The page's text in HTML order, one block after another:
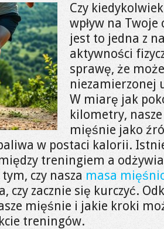
Czy
wpływ na Twoje
jest to jedna z
aktywności
sprawę, że
niezamierzonej
W miarę jak
kilometry,
mięśnie jako
w postaci kalorii.
treningiem a
czy nasza masa
czy zacznie się kurczyć.
mięśnie i jakie kroki
treningów.